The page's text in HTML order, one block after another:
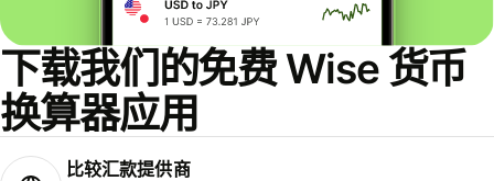
下载我们的免费 Wise 货币
换算器应用
比较汇款提供商